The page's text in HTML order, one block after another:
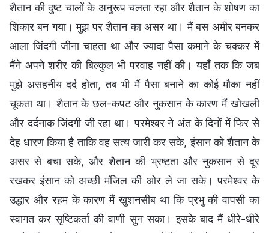
शैतान की दुष्ट चालों के अनुरूप चलता रहा और शैतान के शोषण का
शिकार बन गया। मुझ पर शैतान का असर था। मैं बस अमीर बनकर
आला जिंदगी जीना चाहता था और ज्यादा पैसा कमाने के चक्कर में
मैंने अपने शरीर की बिल्कुल भी परवाह नहीं की। यहाँ तक कि जब
मुझे असहनीय दर्द होता, तब भी मैं पैसा बनाने का कोई मौका नहीं
चूकता था। शैतान के छल-कपट और नुकसान के कारण मैं खोखली
और दर्दनाक जिंदगी जी रहा था। परमेश्वर ने अंत के दिनों में फिर से
देह धारण किया है ताकि वह सत्य जारी कर सके, इंसान को शैतान के
असर से बचा सके, और शैतान की भ्रष्टता और नुकसान से दूर
रखकर इंसान को अच्छी मंजिल की ओर ले जा सके। परमेश्वर के
उद्धार और रहम के कारण मैं खुशनसीब था कि प्रभु की वापसी का
स्वागत कर सृष्टिकर्ता की वाणी सुन सका। इसके बाद मैं धीरे-धीरे